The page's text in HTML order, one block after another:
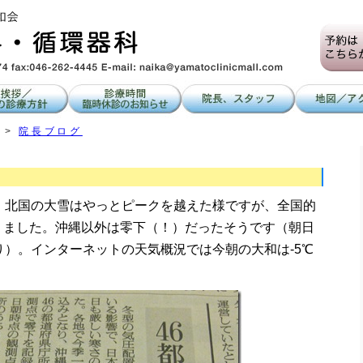
院長ブログ
国の大雪はやっとピークを越えた様ですが、全国的
した。沖縄以外は零下（！）だったそうです（朝日
）。インターネットの天気概況では今朝の大和は-5℃